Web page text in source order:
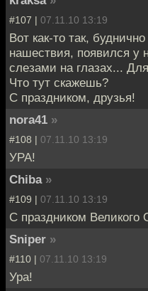
#107 | 07.11.10 13:19
Вот как-то так,
нашествия, появился у
слезами на глазах...
Что тут скажешь?
С праздником, друзья!
nora41 »
#108 | 07.11.10 13:19
УРА!
Chiba »
#109 | 07.11.10 13:19
C праздником Великого
Sniper »
#110 | 07.11.10 13:19
Ура!